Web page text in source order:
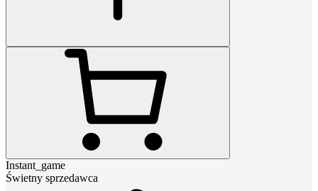
Instant_game
Świetny sprzedawca